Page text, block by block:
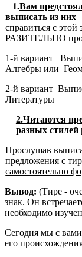
1.Вам
выписать из них
справиться с этой
РАЗИТЕЛЬНО
1-й вариант
Алгебры или
2-й вариант
Литературы
2.Читаются
разных сти­лей
Прослушав
предложения с
самостоятельно
Вывод: (Тире -
знак. Он
необходимо
Сегодня мы с
его